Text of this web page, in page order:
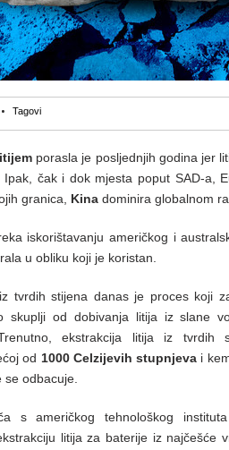
Tagovi
porasla je posljednjih godina jer
Ipak, čak i dok mjesta poput SAD-a,
granica, Kina dominira globalnom
iskorištavanju američkog i
u obliku koji je koristan.
tvrdih stijena danas je proces koji
skuplji od dobivanja litija iz slane
ekstrakcija litija iz tvrdih
od 1000 Celzijevih stupnjeva i
odbacuje.
s američkog tehnološkog instituta
litija za baterije iz najčešće